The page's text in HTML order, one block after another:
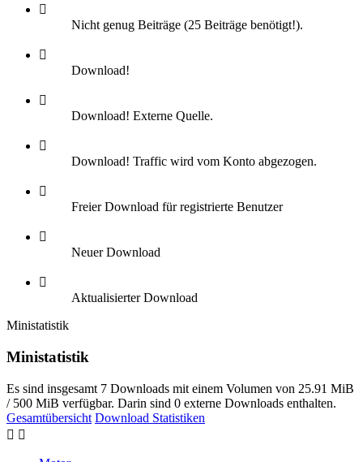
Nicht genug Beiträge (25 Beiträge benötigt!).
Download!
Download! Externe Quelle.
Download! Traffic wird vom Konto abgezogen.
Freier Download für registrierte Benutzer
Neuer Download
Aktualisierter Download
Ministatistik
Ministatistik
Es sind insgesamt 7 Downloads mit einem Volumen von 25.91 MiB
/ 500 MiB verfügbar. Darin sind 0 externe Downloads enthalten.
Gesamtübersicht Download Statistiken